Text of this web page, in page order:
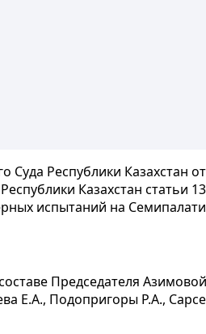
Республики Казахстан
Казахстан статьи
испытаний на
Председателя
Е.А., Подопригоры Р.А.,